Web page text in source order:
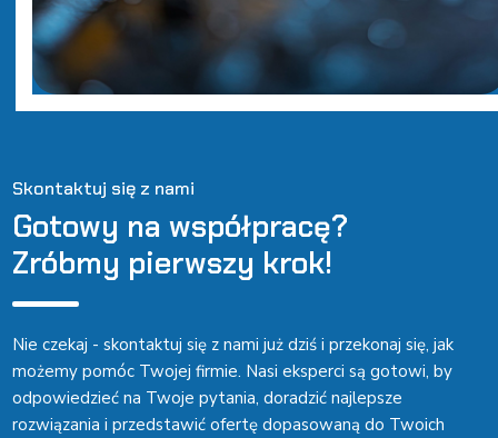
Skontaktuj się z nami
Gotowy na współpracę?
Zróbmy pierwszy krok!
Nie czekaj - skontaktuj się z nami już dziś i przekonaj się, jak
możemy pomóc Twojej firmie. Nasi eksperci są gotowi, by
odpowiedzieć na Twoje pytania, doradzić najlepsze
rozwiązania i przedstawić ofertę dopasowaną do Twoich